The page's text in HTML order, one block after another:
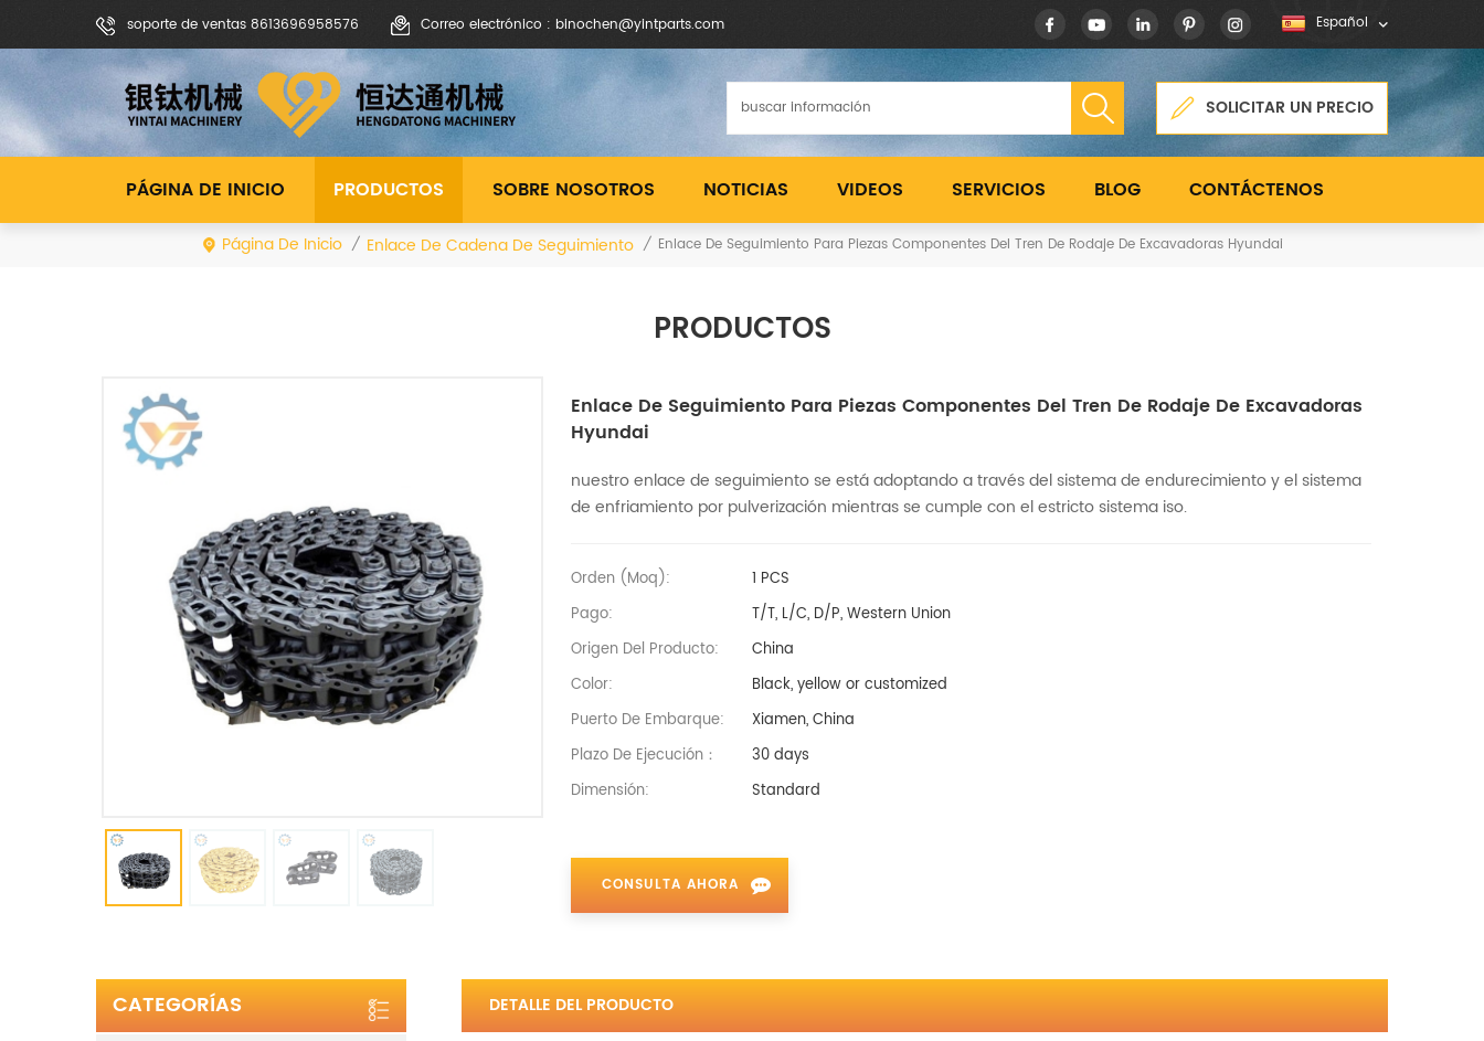
soporte de ventas 8613696958576 Correo electrónico : binochen@yintparts.com Español
SOLICITAR UN PRECIO
PÁGINA DE INICIO PRODUCTOS SOBRE NOSOTROS NOTICIAS VIDEOS SERVICIOS BLOG CONTÁCTENOS
Página De Inicio / Enlace De Cadena De Seguimiento / Enlace De Seguimiento Para Piezas Componentes Del Tren De Rodaje De Excavadoras Hyundai
PRODUCTOS
Enlace De Seguimiento Para Piezas Componentes Del Tren De Rodaje De Excavadoras
Hyundai
nuestro enlace de seguimiento se está adoptando a través del sistema de endurecimiento y el sistema
de enfriamiento por pulverización mientras se cumple con el estricto sistema iso.
Orden (moq):
1 PCS
Pago:
T/T, L/C, D/P, Western Union
Origen Del Producto:
China
Color:
Black, yellow or customized
Puerto De Embarque:
Xiamen, China
Plazo De Ejecución：
30 days
Dimensión:
Standard
CONSULTA AHORA
CATEGORÍAS DETALLE DEL PRODUCTO